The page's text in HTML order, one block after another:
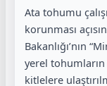
Ata tohumu
korunması
Bakanlığı’nın
yerel
kitlelere